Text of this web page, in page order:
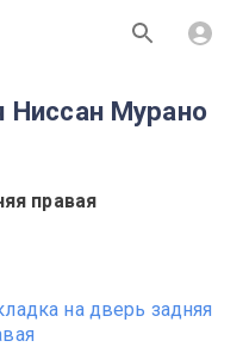
Ниссан Мурано
правая
на дверь задняя